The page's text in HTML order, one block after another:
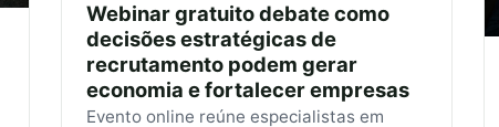
Webinar gratuito debate como
decisões estratégicas de
recrutamento podem gerar
economia e fortalecer empresas
Evento online reúne especialistas em